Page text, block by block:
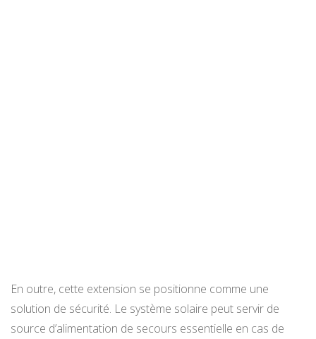
En outre, cette extension se positionne comme une
solution de sécurité. Le système solaire peut servir de
source d’alimentation de secours essentielle en cas de